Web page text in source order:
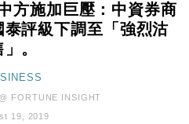
事快結束 承認部分彈藥庫存緊
再出手 斥4億美元押注未上市公
年淨利創新高 中期息增15%至
方施加巨壓：中資券商
評級下調至「強烈沽
。
FORTUNE INSIGHT
19, 2019